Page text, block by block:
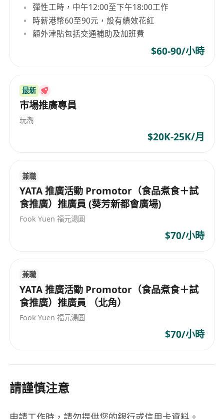
彈性工時，中午12:00至下午18:00工作
時薪港幣60至90元，設有績效花紅
額外津貼包括交通補助及加班費
$60-90/小時
最新
市場推廣專員
玩潮
$20K-25K/月
兼職
YATA 推廣活動 Promotor（食品煮食＋試
食推廣）推廣員 (葵芳新都會廣場)
Fook Yuen 福元湯圓
$70/小時
兼職
YATA 推廣活動 Promotor（食品煮食＋試
食推廣）推廣員 （北角）
Fook Yuen 福元湯圓
$70/小時
請謹慎注意